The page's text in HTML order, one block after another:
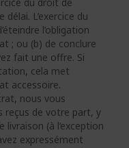
L’exercice du
l’obligation
; ou (b) de conclure
fait une offre. Si
cela met
accessoire.
nous vous
reçus de votre part, y
(à l’exception
expressément